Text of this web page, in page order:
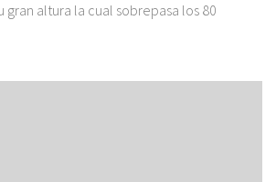
gran altura la cual sobrepasa los 80